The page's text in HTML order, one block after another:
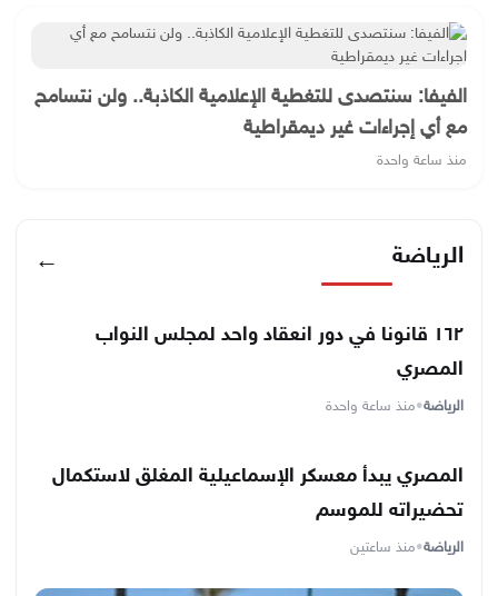
الفيفا: سنتصدى للتغطية الإعلامية الكاذبة.. ولن نتسامح
مع أي إجراءات غير ديمقراطية
منذ ساعة واحدة
الرياضة ←
١٦٢ قانونا في دور انعقاد واحد لمجلس النواب
المصري
الرياضة•منذ ساعة واحدة
المصري يبدأ معسكر الإسماعيلية المغلق لاستكمال
تحضيراته للموسم
الرياضة•منذ ساعتين